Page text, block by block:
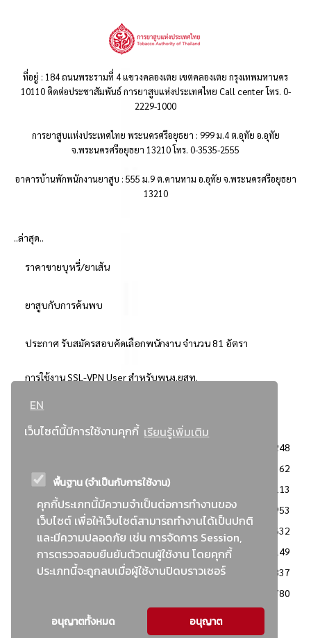
EN
เว็บไซต์นี้มีการใช้งานคุกกี้ เรียนรู้เพิ่มเติม
พื้นฐาน (จำเป็นกับการใช้งาน)
คุกกี้ประเภทนี้มีความจำเป็นต่อการทำงานของ
เว็บไซต์ เพื่อให้เว็บไซต์สามารถทำงานได้เป็นปกติ
และมีความปลอดภัย เช่น การจัดการ Session,
การตรวจสอบยืนยันตัวตนผู้ใช้งาน โดยคุกกี้
ประเภทนี้จะถูกลบเมื่อผู้ใช้งานปิดบราวเซอร์
อนุญาตทั้งหมด อนุญาต
ที่อยู่ : 184 ถนนพระรามที่ 4 แขวงคลองเตย เขตคลองเตย กรุงเทพมหานคร
10110 ติดต่อประชาสัมพันธ์ การยาสูบแห่งประเทศไทย Call center โทร. 0-
2229-1000
การยาสูบแห่งประเทศไทย พระนครศรีอยุธยา : 999 ม.4 ต.อุทัย อ.อุทัย
จ.พระนครศรีอยุธยา 13210 โทร. 0-3535-2555
อาคารบ้านพักพนักงานยาสูบ : 555 ม.9 ต.คานหาม อ.อุทัย จ.พระนครศรีอยุธยา
13210
..ล่าสุด..
ราคาขายบุหรี่/ยาเส้น
ยาสูบกับการค้นพบ
ประกาศ รับสมัครสอบคัดเลือกพนักงาน จำนวน 81 อัตรา
การใช้งาน SSL-VPN User สำหรับพนง.ยสท.
..ยอดนิยม..
3248
2362
: วิธีเฉพาะเจาะจง
2113
ข่าวสาร/ประกาศ
1953
: เอกสารส่งเสริมความโปร่งใสในการจัดซื้อจัดจ้าง
1632
ข่าวสารจัดซื้อจัดจ้าง
1149
: แผนการจัดซื้อจัดจ้าง
837
780